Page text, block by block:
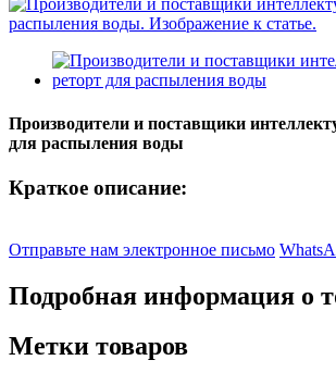
Производители и поставщики
для распыления воды
Краткое описание:
Отправьте нам электронное письмо
Подробная информация о
Метки товаров